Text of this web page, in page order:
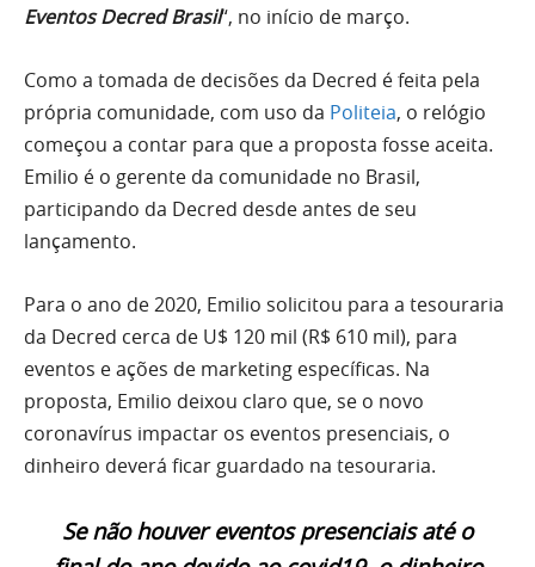
Eventos Decred Brasil“, no início de março.
Como a tomada de decisões da Decred é feita pela
própria comunidade, com uso da Politeia, o relógio
começou a contar para que a proposta fosse aceita.
Emilio é o gerente da comunidade no Brasil,
participando da Decred desde antes de seu
lançamento.
Para o ano de 2020, Emilio solicitou para a tesouraria
da Decred cerca de U$ 120 mil (R$ 610 mil), para
eventos e ações de marketing específicas. Na
proposta, Emilio deixou claro que, se o novo
coronavírus impactar os eventos presenciais, o
dinheiro deverá ficar guardado na tesouraria.
Se não houver eventos presenciais até o